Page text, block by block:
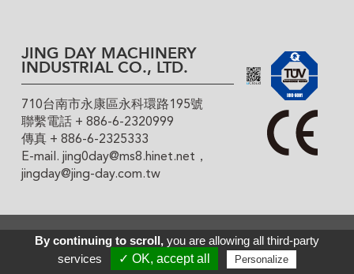
JING DAY MACHINERY
INDUSTRIAL CO., LTD.
710台南市永康區永科環路195號
聯繫電話 + 886-6-2320999
傳真 + 886-6-2325333
E-mail.jing0day@ms8.hinet.net ，
jingday@jing-day.com.tw
版權所有 ©敬岱機械股份有限公司 PRM Taiwan｜
Design by Polaris
By continuing to scroll,you are allowing all third-party
services
✓ OK, accept all Personalize